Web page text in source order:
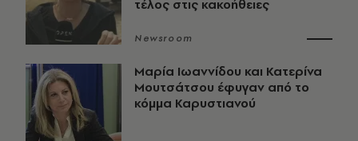
τέλος στις κακοήθειες
Newsroom
Μαρία Ιωαννίδου και Κατερίνα
Μουτσάτσου έφυγαν από το
κόμμα Καρυστιανού